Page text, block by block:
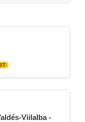
Viilalba -